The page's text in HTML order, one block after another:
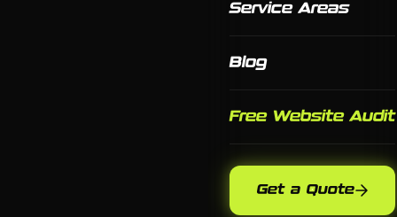
Service Areas
Blog
Free Website Audit
Get a Quote